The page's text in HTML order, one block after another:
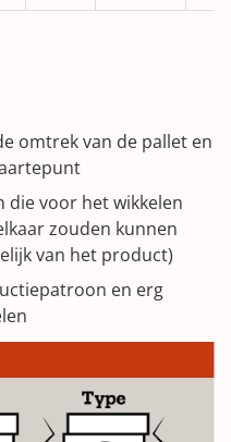
omtrek van de pallet en
die voor het wikkelen
zouden kunnen
van het product)
en erg